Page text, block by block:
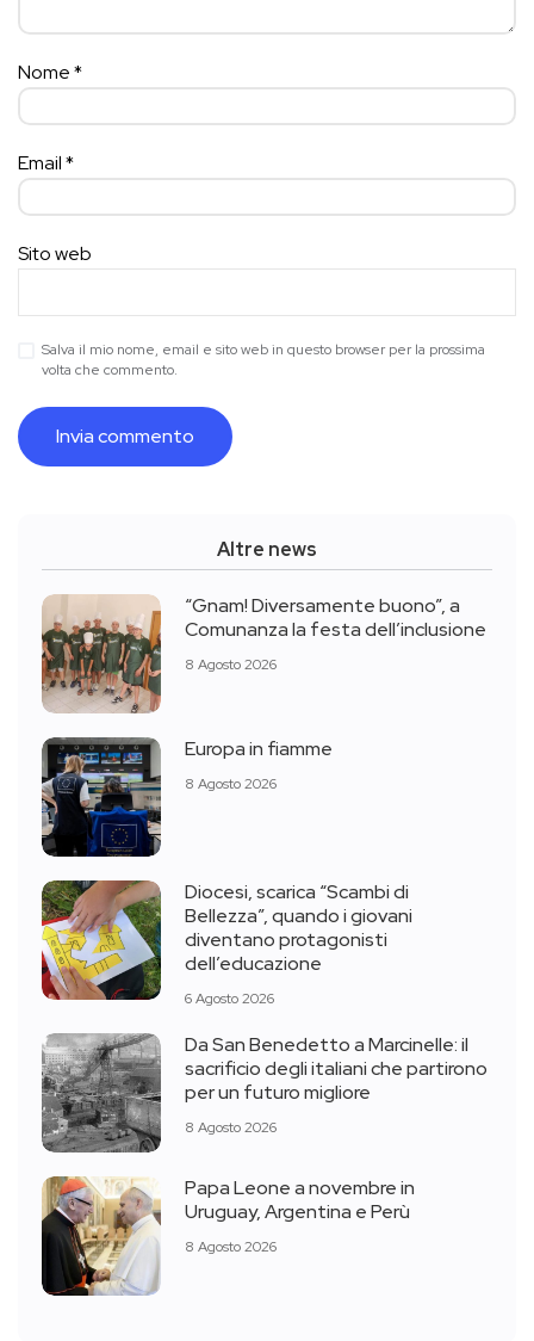
Nome*
Email*
Sito web
Salva il mio nome, email e sito web in questo browser per la prossima
volta che commento.
Altre news
“Gnam! Diversamente buono”, a
Comunanza la festa dell’inclusione
8 Agosto 2026
Europa in fiamme
8 Agosto 2026
Diocesi, scarica “Scambi di
Bellezza”, quando i giovani
diventano protagonisti
dell’educazione
6 Agosto 2026
Da San Benedetto a Marcinelle: il
sacrificio degli italiani che partirono
per un futuro migliore
8 Agosto 2026
Papa Leone a novembre in
Uruguay, Argentina e Perù
8 Agosto 2026